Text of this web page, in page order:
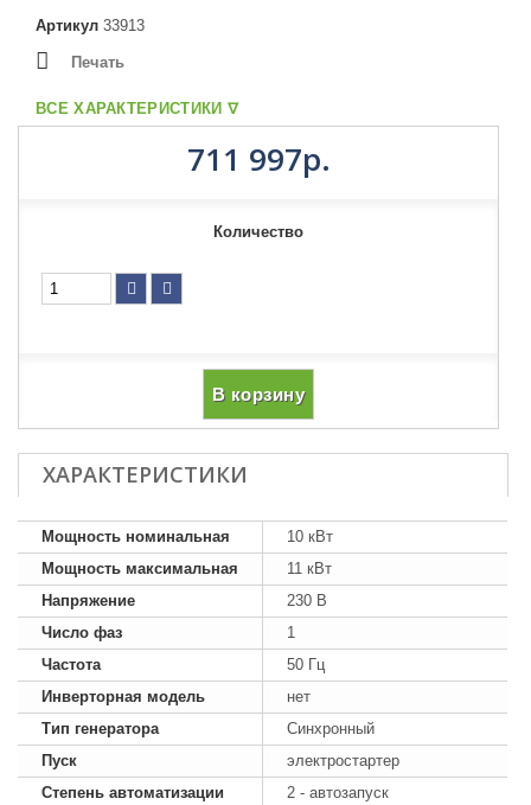
Артикул 33913
Печать
ВСЕ ХАРАКТЕРИСТИКИ ᐁ
711 997р.
Количество
В корзину
ХАРАКТЕРИСТИКИ
Мощность номинальная
10 кВт
Мощность максимальная
11 кВт
Напряжение
230 В
Число фаз
1
Частота
50 Гц
Инверторная модель
нет
Тип генератора
Синхронный
Пуск
электростартер
Степень автоматизации
2 - автозапуск